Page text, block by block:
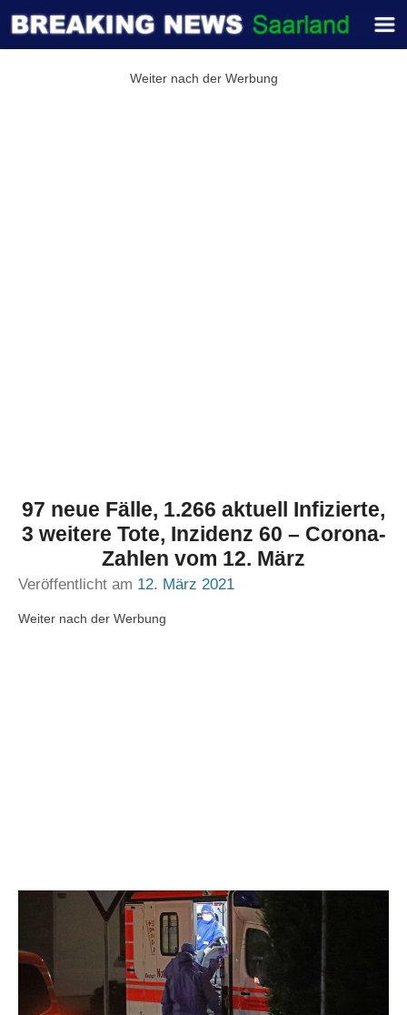
Weiter nach der Werbung
97 neue Fälle, 1.266 aktuell Infizierte,
3 weitere Tote, Inzidenz 60 – Corona-
Zahlen vom 12. März
Veröffentlicht am 12. März 2021
Weiter nach der Werbung